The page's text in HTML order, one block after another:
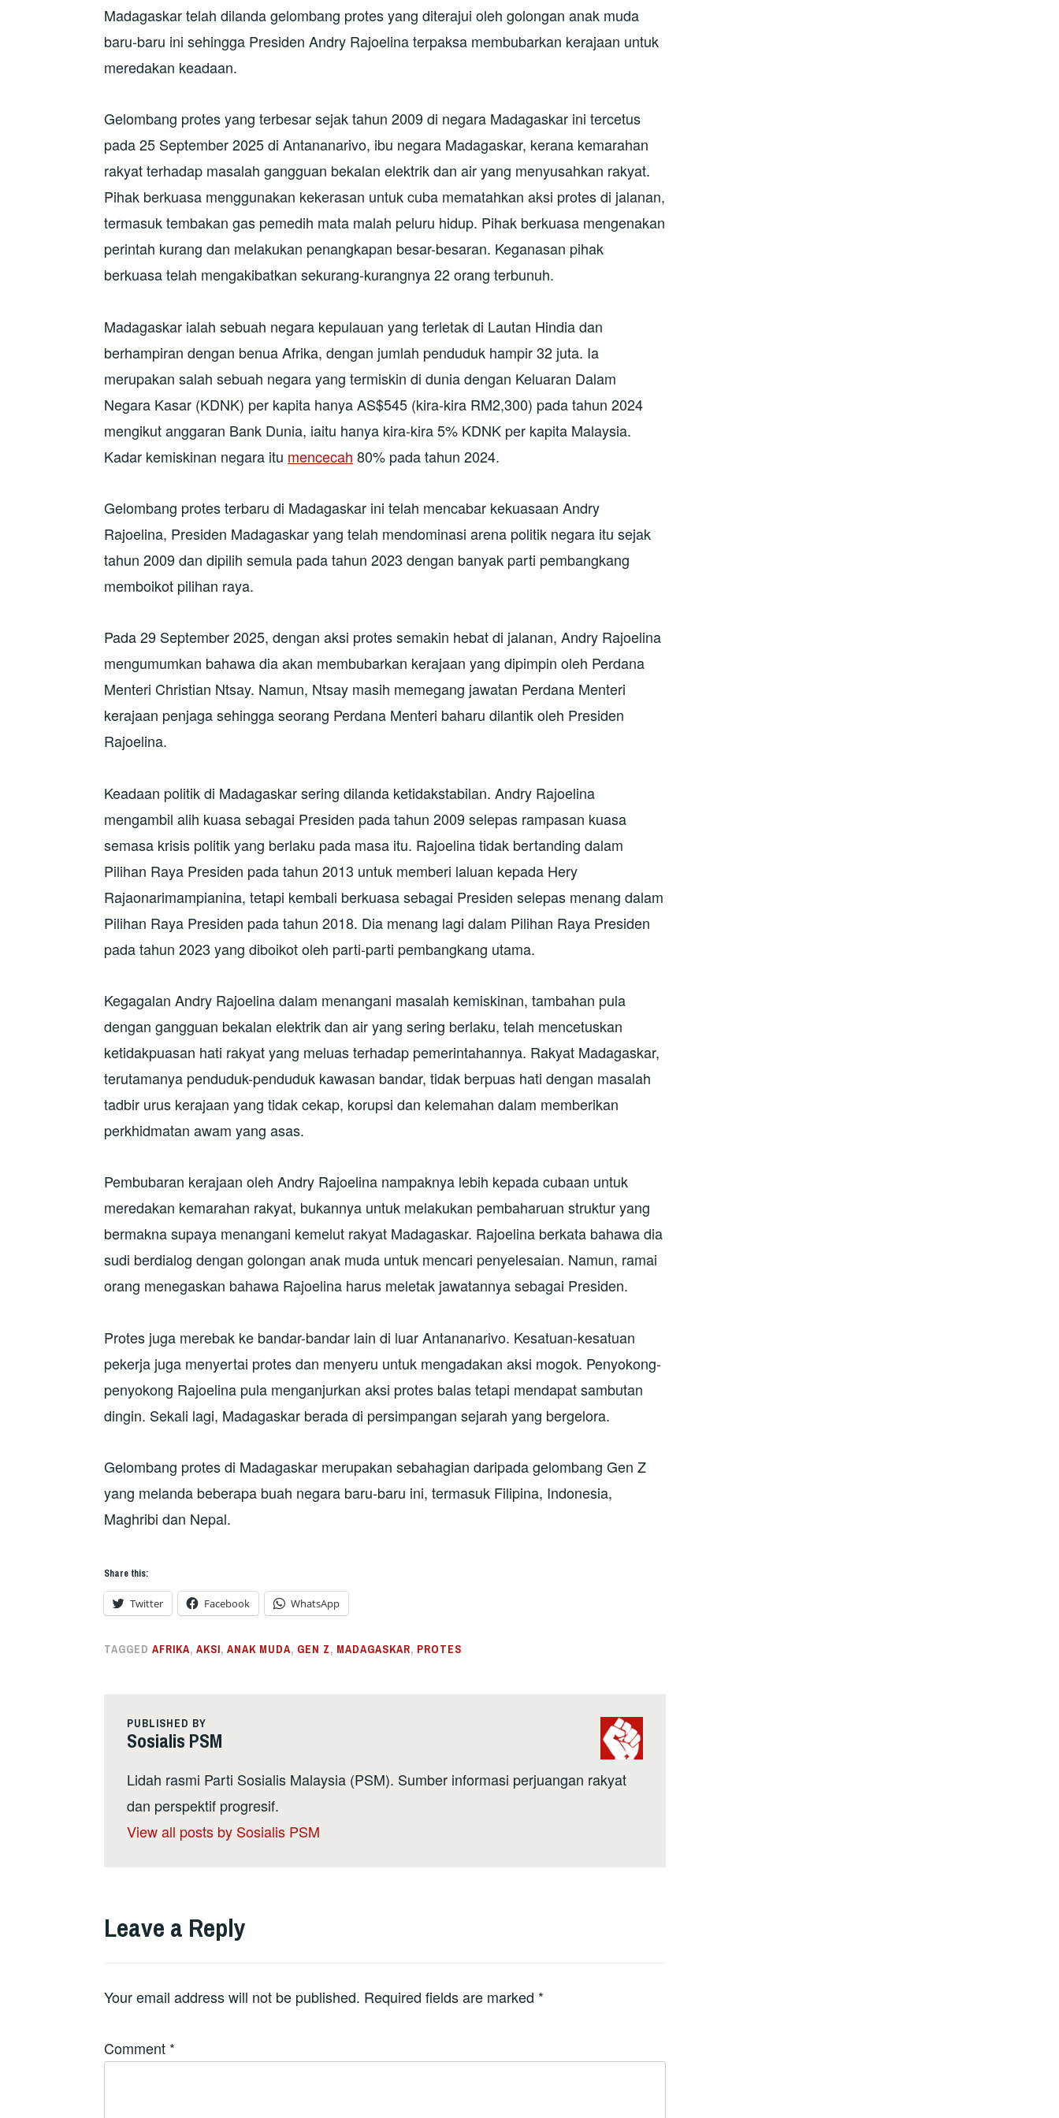
Madagaskar telah dilanda gelombang protes yang diterajui oleh golongan anak muda
baru-baru ini sehingga Presiden Andry Rajoelina terpaksa membubarkan kerajaan untuk
meredakan keadaan.
Gelombang protes yang terbesar sejak tahun 2009 di negara Madagaskar ini tercetus
pada 25 September 2025 di Antananarivo, ibu negara Madagaskar, kerana kemarahan
rakyat terhadap masalah gangguan bekalan elektrik dan air yang menyusahkan rakyat.
Pihak berkuasa menggunakan kekerasan untuk cuba mematahkan aksi protes di jalanan,
termasuk tembakan gas pemedih mata malah peluru hidup. Pihak berkuasa mengenakan
perintah kurang dan melakukan penangkapan besar-besaran. Keganasan pihak
berkuasa telah mengakibatkan sekurang-kurangnya 22 orang terbunuh.
Madagaskar ialah sebuah negara kepulauan yang terletak di Lautan Hindia dan
berhampiran dengan benua Afrika, dengan jumlah penduduk hampir 32 juta. Ia
merupakan salah sebuah negara yang termiskin di dunia dengan Keluaran Dalam
Negara Kasar (KDNK) per kapita hanya AS$545 (kira-kira RM2,300) pada tahun 2024
mengikut anggaran Bank Dunia, iaitu hanya kira-kira 5% KDNK per kapita Malaysia.
Kadar kemiskinan negara itu mencecah 80% pada tahun 2024.
Gelombang protes terbaru di Madagaskar ini telah mencabar kekuasaan Andry
Rajoelina, Presiden Madagaskar yang telah mendominasi arena politik negara itu sejak
tahun 2009 dan dipilih semula pada tahun 2023 dengan banyak parti pembangkang
memboikot pilihan raya.
Pada 29 September 2025, dengan aksi protes semakin hebat di jalanan, Andry Rajoelina
mengumumkan bahawa dia akan membubarkan kerajaan yang dipimpin oleh Perdana
Menteri Christian Ntsay. Namun, Ntsay masih memegang jawatan Perdana Menteri
kerajaan penjaga sehingga seorang Perdana Menteri baharu dilantik oleh Presiden
Rajoelina.
Keadaan politik di Madagaskar sering dilanda ketidakstabilan. Andry Rajoelina
mengambil alih kuasa sebagai Presiden pada tahun 2009 selepas rampasan kuasa
semasa krisis politik yang berlaku pada masa itu. Rajoelina tidak bertanding dalam
Pilihan Raya Presiden pada tahun 2013 untuk memberi laluan kepada Hery
Rajaonarimampianina, tetapi kembali berkuasa sebagai Presiden selepas menang dalam
Pilihan Raya Presiden pada tahun 2018. Dia menang lagi dalam Pilihan Raya Presiden
pada tahun 2023 yang diboikot oleh parti-parti pembangkang utama.
Kegagalan Andry Rajoelina dalam menangani masalah kemiskinan, tambahan pula
dengan gangguan bekalan elektrik dan air yang sering berlaku, telah mencetuskan
ketidakpuasan hati rakyat yang meluas terhadap pemerintahannya. Rakyat Madagaskar,
terutamanya penduduk-penduduk kawasan bandar, tidak berpuas hati dengan masalah
tadbir urus kerajaan yang tidak cekap, korupsi dan kelemahan dalam memberikan
perkhidmatan awam yang asas.
Pembubaran kerajaan oleh Andry Rajoelina nampaknya lebih kepada cubaan untuk
meredakan kemarahan rakyat, bukannya untuk melakukan pembaharuan struktur yang
bermakna supaya menangani kemelut rakyat Madagaskar. Rajoelina berkata bahawa dia
sudi berdialog dengan golongan anak muda untuk mencari penyelesaian. Namun, ramai
orang menegaskan bahawa Rajoelina harus meletak jawatannya sebagai Presiden.
Protes juga merebak ke bandar-bandar lain di luar Antananarivo. Kesatuan-kesatuan
pekerja juga menyertai protes dan menyeru untuk mengadakan aksi mogok. Penyokong-
penyokong Rajoelina pula menganjurkan aksi protes balas tetapi mendapat sambutan
dingin. Sekali lagi, Madagaskar berada di persimpangan sejarah yang bergelora.
Gelombang protes di Madagaskar merupakan sebahagian daripada gelombang Gen Z
yang melanda beberapa buah negara baru-baru ini, termasuk Filipina, Indonesia,
Maghribi dan Nepal.
Share this:
Twitter Facebook WhatsApp
TAGGED AFRIKA, AKSI, ANAK MUDA, GEN Z, MADAGASKAR, PROTES
PUBLISHED BY
Sosialis PSM
Lidah rasmi Parti Sosialis Malaysia (PSM). Sumber informasi perjuangan rakyat
dan perspektif progresif.
View all posts by Sosialis PSM
Leave a Reply
Your email address will not be published. Required fields are marked *
Comment *